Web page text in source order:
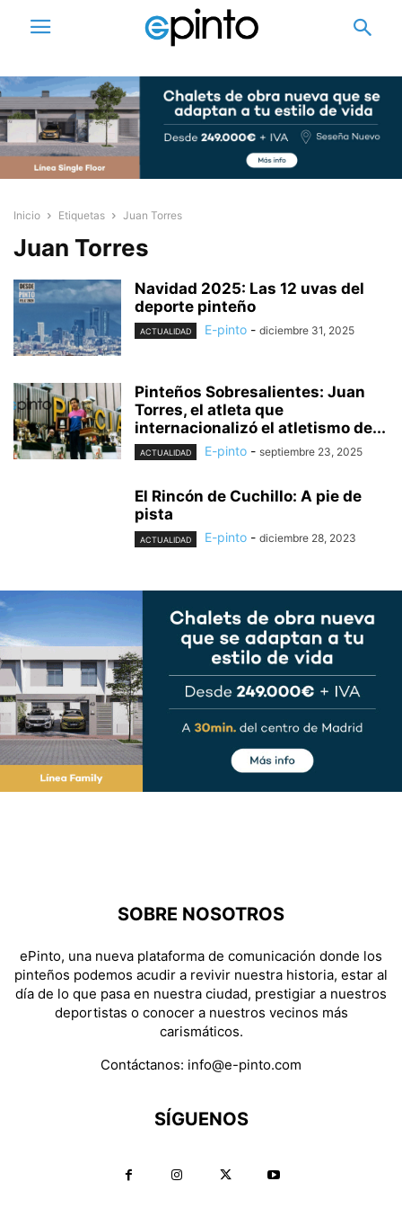
Inicio Etiquetas Juan Torres
Juan Torres
Navidad 2025: Las 12 uvas del
deporte pinteño
ACTUALIDAD E-pinto - diciembre 31, 2025
Pinteños Sobresalientes: Juan
Torres, el atleta que
internacionalizó el atletismo de...
ACTUALIDAD E-pinto - septiembre 23, 2025
El Rincón de Cuchillo: A pie de
pista
ACTUALIDAD E-pinto - diciembre 28, 2023
SOBRE NOSOTROS
ePinto, una nueva plataforma de comunicación donde los
pinteños podemos acudir a revivir nuestra historia, estar al
día de lo que pasa en nuestra ciudad, prestigiar a nuestros
deportistas o conocer a nuestros vecinos más
carismáticos.
Contáctanos: info@e-pinto.com
SÍGUENOS